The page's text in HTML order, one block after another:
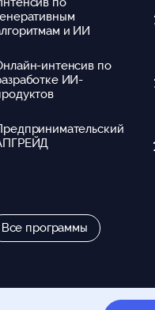
и ИИ
интенсив по
ИИ-
Все программы